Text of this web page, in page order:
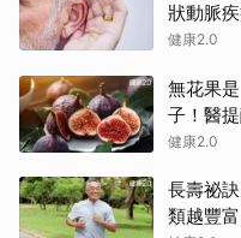
狀動脈
健康2.0
無花果
子！醫
健康2.0
長壽祕
類越豐